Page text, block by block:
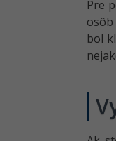
Pre
osôb
bol